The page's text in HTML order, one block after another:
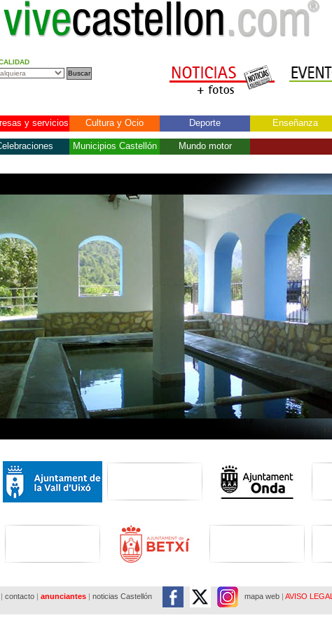
y servicios Cultura y Ocio Deporte Enseñanza
Municipios Castellón Mundo motor
contacto| anunciantes| noticias Castellón mapa web| AVISO LEGAL